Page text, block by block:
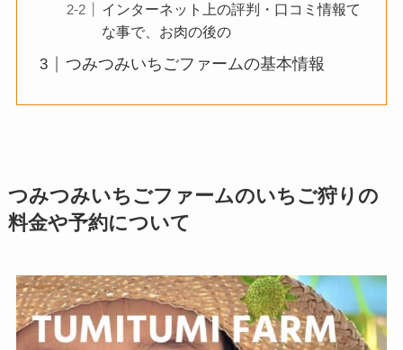
インターネット上の評判・口コミ情報て
な事で、お肉の後の
つみつみいちごファームの基本情報
つみつみいちごファームのいちご狩りの
料金や予約について